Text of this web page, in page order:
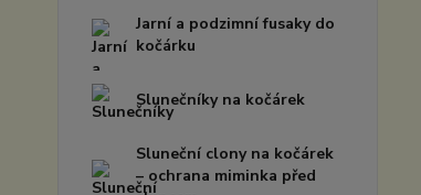
Jarní a podzimní fusaky do
kočárku
Slunečníky na kočárek
Sluneční clony na kočárek
– ochrana miminka před